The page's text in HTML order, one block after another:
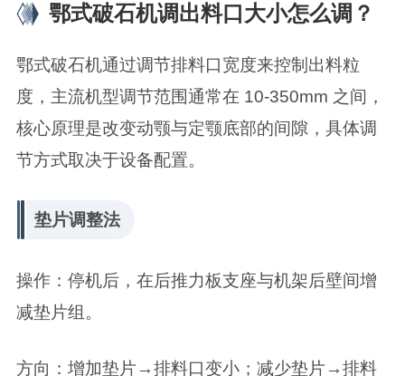
鄂式破石机调出料口大小怎么调？
鄂式破石机通过调节‌排料口宽度‌来控制出料粒
度，主流机型调节范围通常在 ‌10-350mm‌ 之间，
核心原理是改变动颚与定颚底部的间隙，具体调
节方式取决于设备配置。
垫片调整法‌
‌操作‌：停机后，在后推力板支座与机架后壁间‌增
减垫片组‌。
‌方向‌：‌增加垫片‌→排料口‌变小‌；‌减少垫片‌→排料